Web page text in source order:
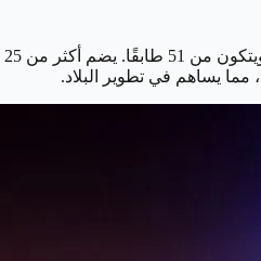
مما يساهم في تطوير البلاد.